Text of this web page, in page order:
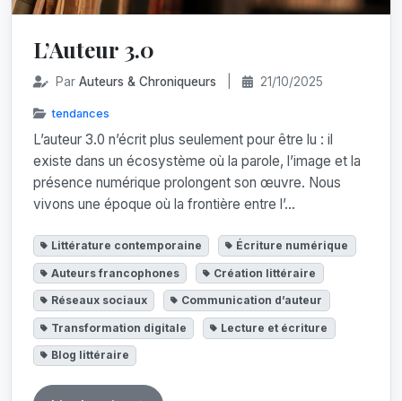
L’Auteur 3.0
Par Auteurs & Chroniqueurs 21/10/2025
tendances
L’auteur 3.0 n’écrit plus seulement pour être lu : il
existe dans un écosystème où la parole, l’image et la
présence numérique prolongent son œuvre. Nous
vivons une époque où la frontière entre l’...
Littérature contemporaine Écriture numérique
Auteurs francophones Création littéraire
Réseaux sociaux Communication d’auteur
Transformation digitale Lecture et écriture
Blog littéraire